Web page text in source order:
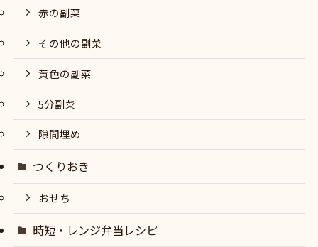
赤の副菜
その他の副菜
黄色の副菜
5分副菜
隙間埋め
つくりおき
おせち
時短・レンジ弁当レシピ